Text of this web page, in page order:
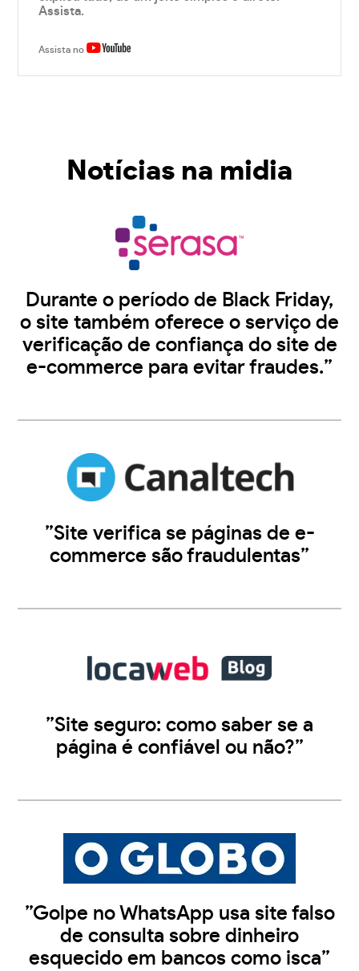
Assista.
Assista no
Notícias na midia
Durante o período de Black Friday,
o site também oferece o serviço de
verificação de confiança do site de
e-commerce para evitar fraudes.”
”Site verifica se páginas de e-
commerce são fraudulentas”
”Site seguro: como saber se a
página é confiável ou não?”
”Golpe no WhatsApp usa site falso
de consulta sobre dinheiro
esquecido em bancos como isca”